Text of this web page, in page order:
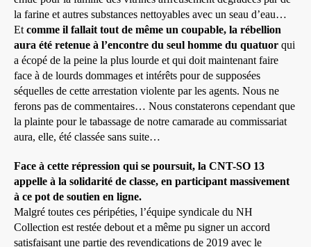
la farine et autres substances nettoyables avec un seau d’eau…
Etcomme il fallait tout de même un coupable, la rébellion
aura été retenue à l’encontre du seul homme du quatuor qui
a écopé de la peine la plus lourde et qui doit maintenant faire
face à de lourds dommages et intérêts pour de supposées
séquelles de cette arrestation violente par les agents. Nous ne
ferons pas de commentaires… Nous constaterons cependant que
la plainte pour le tabassage de notre camarade au commissariat
aura, elle, été classée sans suite…
Face à cette répression qui se poursuit, la CNT-SO 13
appelle à la solidarité de classe, en participant massivement
à ce pot de soutien en ligne.
Malgré toutes ces péripéties, l’équipe syndicale du NH
Collection est restée debout et a même pu signer un accord
satisfaisant une partie des revendications de 2019 avec le